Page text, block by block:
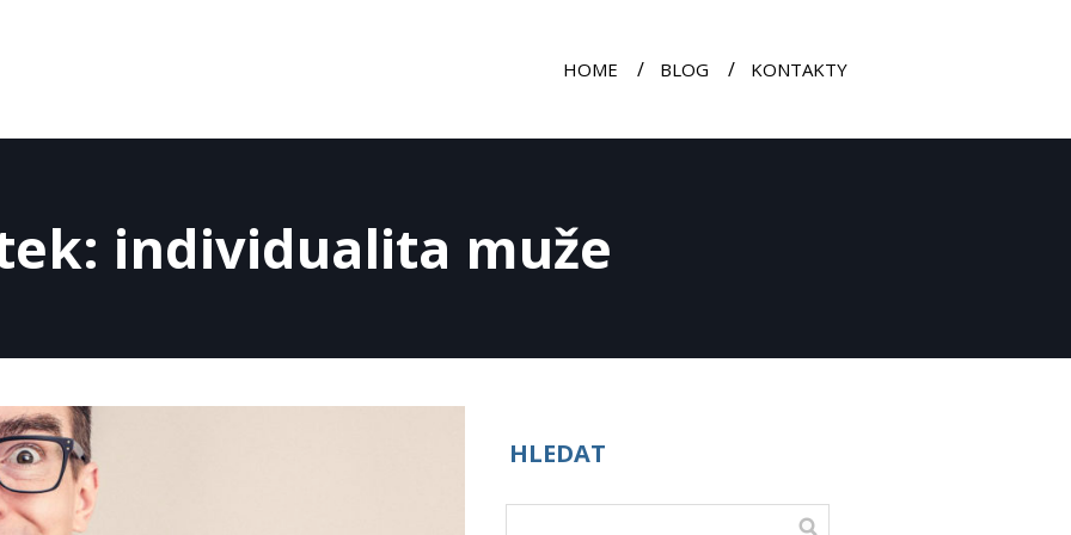
HOME BLOG KONTAKTY
individualita muže
HLEDAT